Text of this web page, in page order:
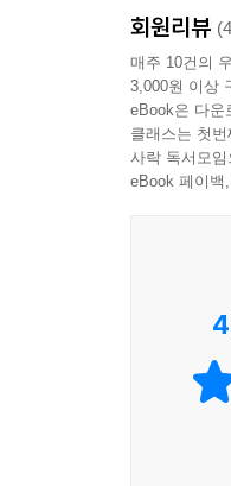
좋아하는 일
고 싶고 더
이 있고, 그
--- p.111
어놓고 함
또 얼마나
독자들의
되새길 수
말이라는 마
용기가 필요
때마다 지
저자는, 시
회원리뷰
매주 10건의
3,000원 이상
eBook은 다운
클래스는 첫
사락 독서모
eBook 페이백
4